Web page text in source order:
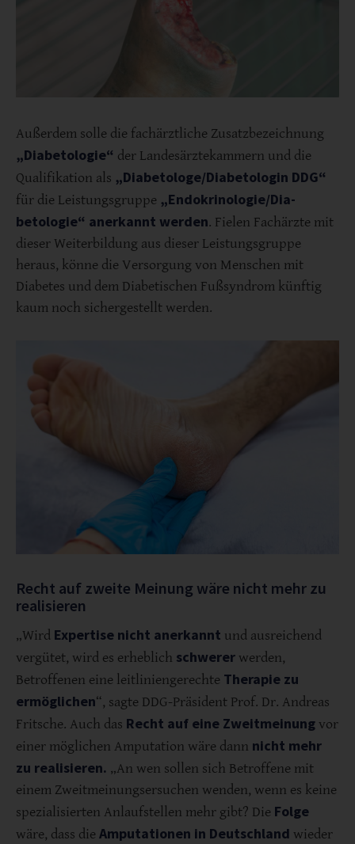
Außerdem solle die fachärztliche Zusatzbezeichnung
„Diabetologie“ der Landesärztekam­mern und die
Qualifikation als „Diabetologe/Diabetologin DDG“
für die Leistungsgruppe „Endokrinologie/Dia­
betologie“ anerkannt werden. Fielen Fachärzte mit
dieser Weiterbildung aus dieser Leistungs­gruppe
heraus, könne die Versorgung von Menschen mit
Diabetes und dem Diabetischen Fußsyndrom künftig
kaum noch sichergestellt werden.
Recht auf zweite Meinung wäre nicht mehr zu
realisieren
„Wird Expertise nicht anerkannt und ausreichend
vergütet, wird es erheblich schwerer werden,
Betroffenen eine leitliniengerechte Therapie zu
ermöglichen“, sagte DDG-Präsident Prof. Dr. Andreas
Fritsche. Auch das Recht auf eine Zweitmeinung vor
einer möglichen Amputation wäre dann nicht mehr
zu realisieren. „An wen sollen sich Betroffene mit
einem Zweitmeinungsersuchen wenden, wenn es keine
spezialisierten Anlaufstellen mehr gibt? Die Folge
wäre, dass die Amputationen in Deutschland wieder